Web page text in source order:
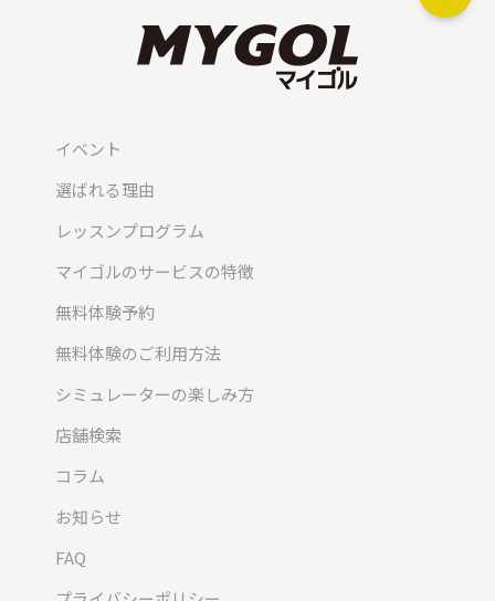
イベント
選ばれる理由
レッスンプログラム
マイゴルのサービスの特徴
無料体験予約
無料体験のご利用方法
シミュレーターの楽しみ方
店舗検索
コラム
お知らせ
FAQ